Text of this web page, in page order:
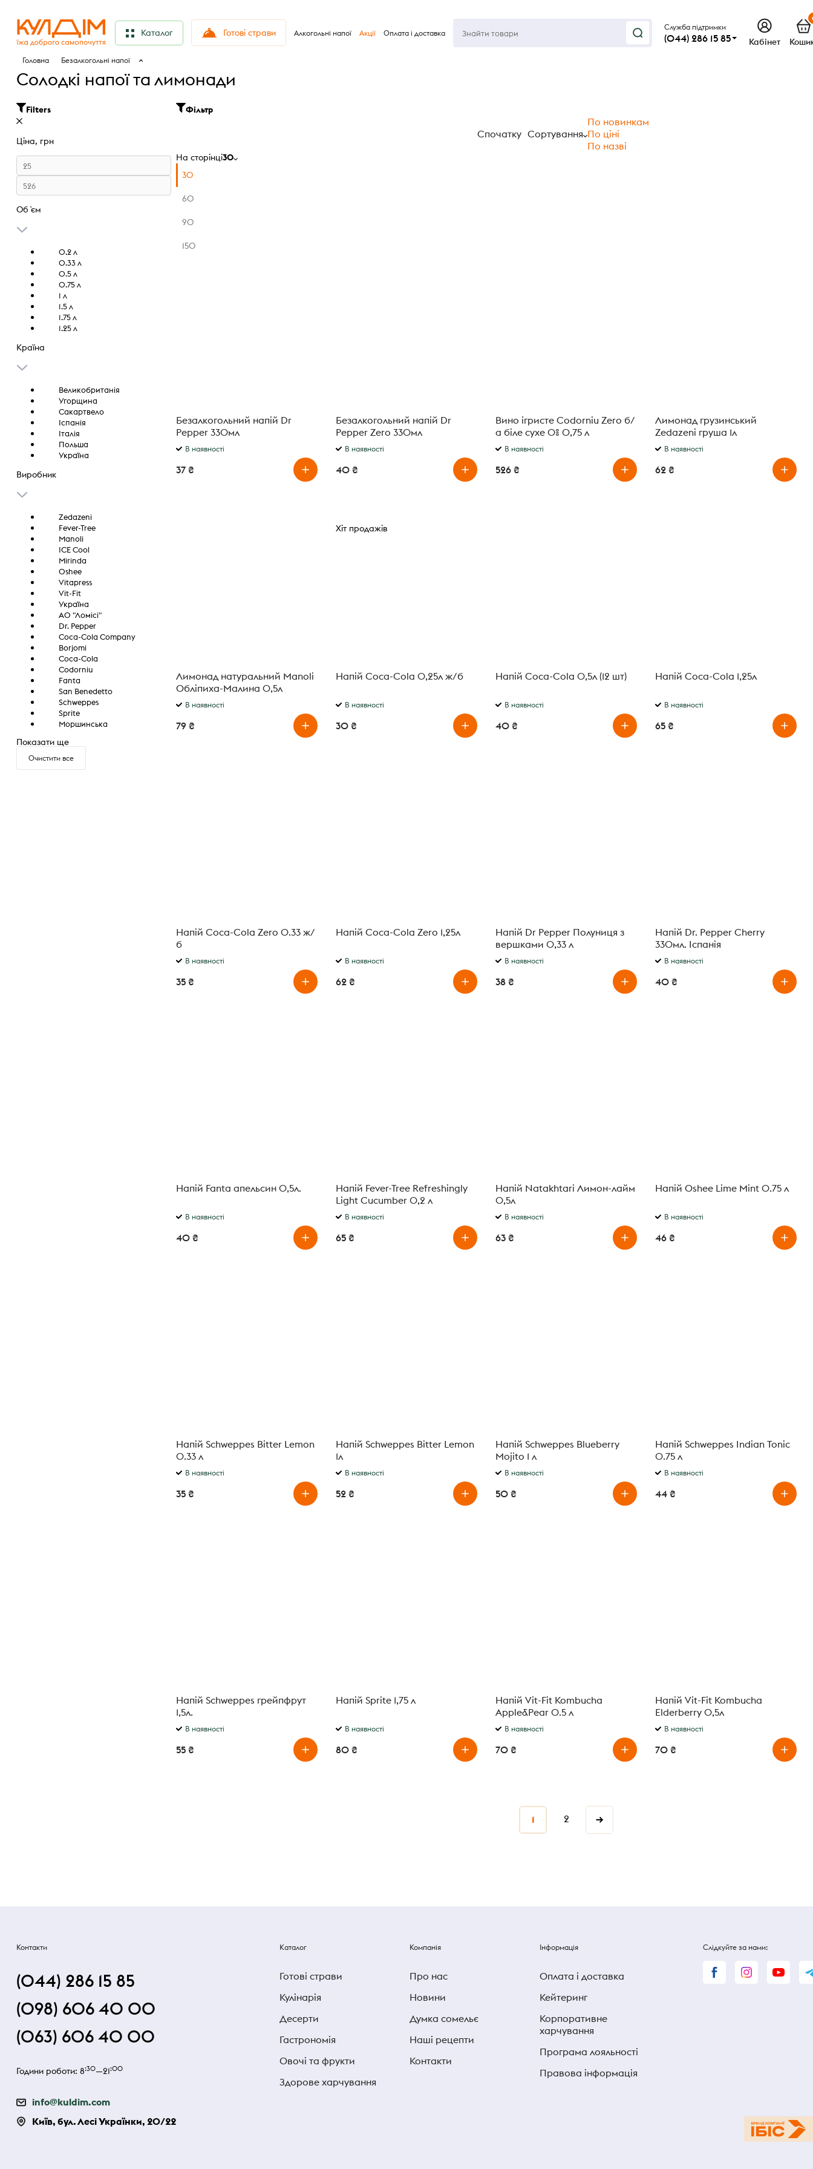
Каталог Готові страви Алкогольні напої Акції Оплата і доставка
Служба підтримки
(044) 286 15 85 Кабінет
Головна Безалкогольні напої
Солодкі напої та лимонади
Filters
Ціна, грн
Об `єм
0.2 л
0.33 л
0.5 л
0.75 л
1 л
1.5 л
1.75 л
1.25 л
Країна
Великобританія
Угорщина
Сакартвело
Іспанія
Італія
Польша
Україна
Виробник
Zedazenі
Fever-Tree
Manoli
ICE Cool
Mirinda
Oshee
Vitapress
Vit-Fit
Україна
АО "Ломісі"
Dr. Pepper
Coca-Cola Company
Borjomi
Coca-Cola
Codorniu
Fanta
San Benedetto
Schweppes
Sprite
Моршинська
Показати ще
Очистити все
Фільтр
Спочатку Сортування
По новинкам
По ціні
По назві
На сторінці30
30
60
90
150
Безалкогольний напій Dr
Pepper 330мл
В наявності
37 ₴
Безалкогольний напій Dr
Pepper Zero 330мл
В наявності
40 ₴
Вино ігристе Codorniu Zero б/
а біле сухе 0% 0,75 л
В наявності
526 ₴
Лимонад грузинський
Zedazeni груша 1л
В наявності
62 ₴
Лимонад натуральний Manoli
Обліпиха-Малина 0,5л
В наявності
79 ₴
Хіт продажів
Напій Coca-Cola 0,25л ж/б
В наявності
30 ₴
Напій Coca-Cola 0,5л (12 шт)
В наявності
40 ₴
Напій Coca-Cola 1,25л
В наявності
65 ₴
Напій Coca-Cola Zero 0.33 ж/
б
В наявності
35 ₴
Напій Coca-Cola Zero 1,25л
В наявності
62 ₴
Напій Dr Pepper Полуниця з
вершками 0,33 л
В наявності
38 ₴
Напій Dr. Pepper Cherry
330мл. Іспанія
В наявності
40 ₴
Напій Fanta апельсин 0,5л.
В наявності
40 ₴
Напій Fever-Tree Refreshingly
Light Cucumber 0,2 л
В наявності
65 ₴
Напій Natakhtari Лимон-лайм
0,5л
В наявності
63 ₴
Напій Oshee Lime Mint 0.75 л
В наявності
46 ₴
Напій Schweppes Bitter Lemon
0.33 л
В наявності
35 ₴
Напій Schweppes Bitter Lemon
1л
В наявності
52 ₴
Напій Schweppes Blueberry
Mojito 1 л
В наявності
50 ₴
Напій Schweppes Indian Tonic
0.75 л
В наявності
44 ₴
Напій Schweppes грейпфрут
1,5л.
В наявності
55 ₴
Напій Sprite 1,75 л
В наявності
80 ₴
Напій Vit-Fit Kombucha
Apple&Pear 0.5 л
В наявності
70 ₴
Напій Vit-Fit Kombucha
Elderberry 0,5л
В наявності
70 ₴
1 2 →
Контакти
(044) 286 15 85
(098) 606 40 00
(063) 606 40 00
Години роботи: 8:30—21:00
info@kuldim.com
Київ, бул. Лесі Українки, 20/22
Каталог
Готові страви
Кулінарія
Десерти
Гастрономія
Овочі та фрукти
Здорове харчування
Компанія
Про нас
Новини
Думка сомельє
Наші рецепти
Контакти
Інформація
Оплата і доставка
Кейтеринг
Корпоративне
харчування
Програма лояльності
Правова інформація
Слідкуйте за нами: